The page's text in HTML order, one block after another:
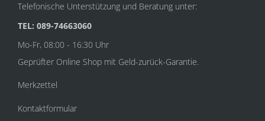
Telefonische Unterstützung und Beratung unter:
TEL: 089-74663060
Mo-Fr, 08:00 - 16:30 Uhr
Geprüfter Online Shop mit Geld-zurück-Garantie.
Merkzettel
Kontaktformular